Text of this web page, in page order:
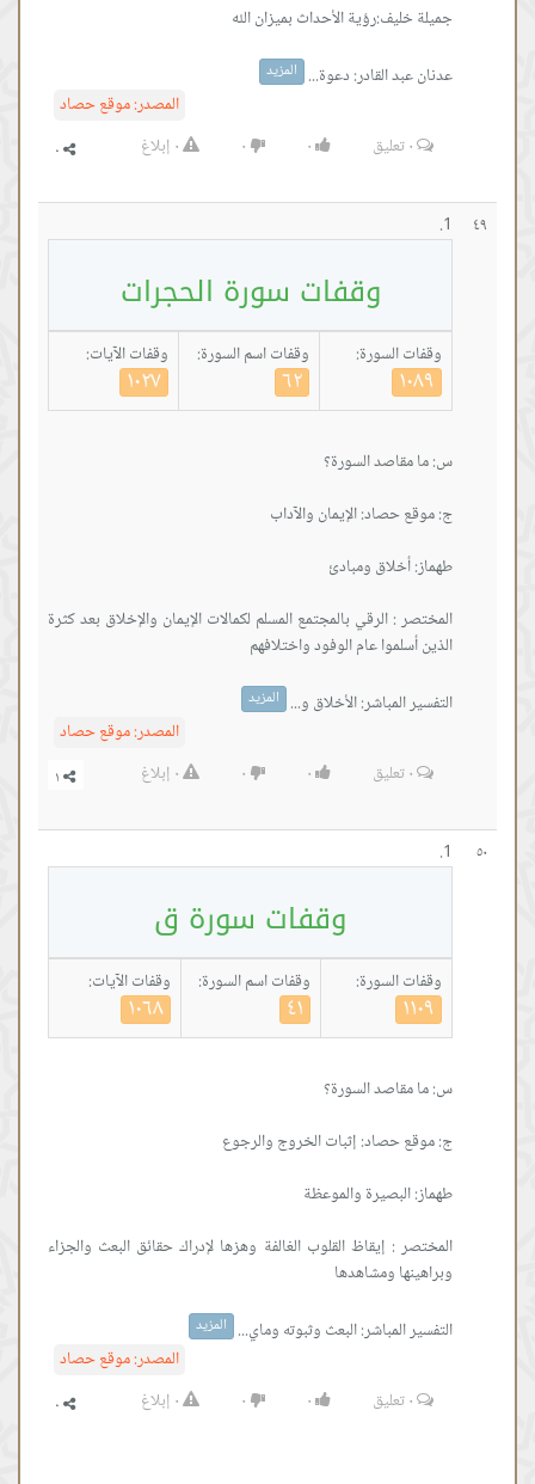
عدنان عبد القادر: دعوة... المزيد
المصدر:موقع حصاد
٠تعليق ٠ ٠ ٠ إبلاغ
٤٩
وقفات سورة الحجرات
وقفات السورة:
١٠٨٩
وقفات اسم السورة:
٦٢
وقفات الآيات:
١٠٢٧
المختصر : الرقي بالمجتمع المسلم لكمالات الإيمان والإخلاق بعد كثرة
التفسير المباشر: الأخلاق و... المزيد
المصدر:موقع حصاد
٠تعليق ٠ ٠ ٠ إبلاغ
٥٠
وقفات سورة ق
وقفات السورة:
١١٠٩
وقفات اسم السورة:
٤١
وقفات الآيات:
١٠٦٨
المختصر : إيقاظ القلوب الغالفة وهزها لإدراك حقائق البعث والجزاء
التفسير المباشر: البعث وثبوته وماي... المزيد
المصدر:موقع حصاد
٠تعليق ٠ ٠ ٠ إبلاغ